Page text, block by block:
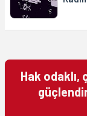
Hak odaklı,